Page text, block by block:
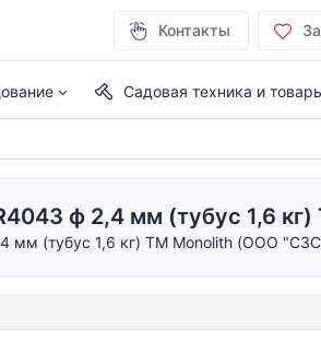
Контакты
Садовая техника и
ф 2,4 мм (тубус 1,6
мм (тубус 1,6 кг) TM Monolith (ООО